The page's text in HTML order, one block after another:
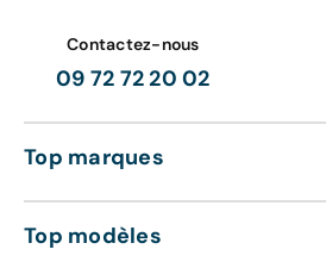
Contactez-nous
09 72 72 20 02
Top marques
Top modèles